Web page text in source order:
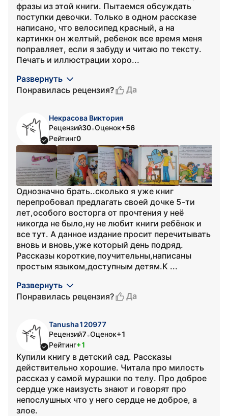
фразы из этой книги. Пытаемся обсуждать
поступки девочки. Только в одном рассказе
написано, что велосипед красный, а на
картинкн он желтый, ребенок все время меня
поправляет, если я забуду и читаю по тексту.
Печать и иллюстрации хоро...
Развернуть
Понравилась рецензия?
Да
Некрасова Виктория
Рецензий30•Оценок+56
Рейтинг0
Однозначно брать..сколько я уже книг
перепробовал предлагать своей дочке 5-ти
лет,особого восторга от прочтения у неё
никогда не было,ну не любит книги ребёнок и
все тут. А данное издание просит перечитывать
вновь и вновь,уже который день подряд.
Рассказы короткие,поучительны,написаны
простым языком,доступным детям.К ...
Развернуть
Понравилась рецензия?
Да
Tanusha120977
Рецензий7•Оценок+1
Рейтинг+1
Купили книгу в детский сад. Рассказы
действительно хорошие. Читала про милость
рассказ у самой мурашки по телу. Про доброе
сердце уже наизусть знают и говорят про
непослушных что у него сердце не доброе, а
злое.